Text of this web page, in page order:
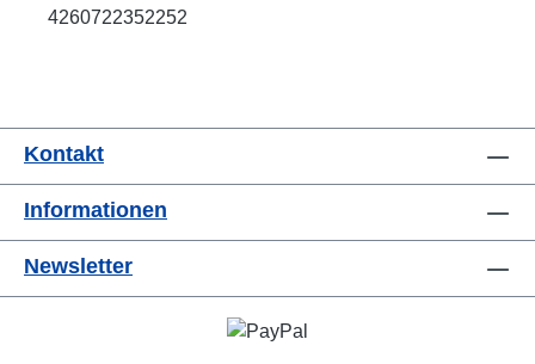
4260722352252
Kontakt
Informationen
Newsletter